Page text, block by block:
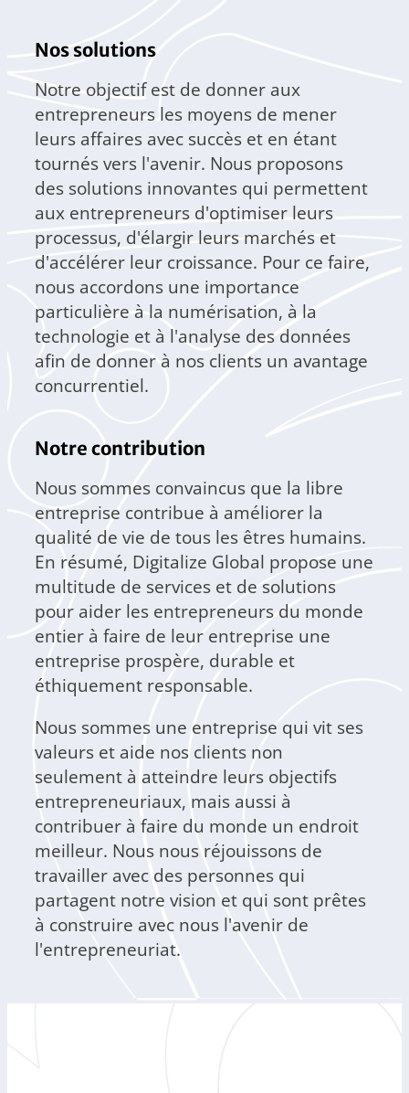
Nos solutions
Notre objectif est de donner aux
entrepreneurs les moyens de mener
leurs affaires avec succès et en étant
tournés vers l'avenir. Nous proposons
des solutions innovantes qui permettent
aux entrepreneurs d'optimiser leurs
processus, d'élargir leurs marchés et
d'accélérer leur croissance. Pour ce faire,
nous accordons une importance
particulière à la numérisation, à la
technologie et à l'analyse des données
afin de donner à nos clients un avantage
concurrentiel.
Notre contribution
Nous sommes convaincus que la libre
entreprise contribue à améliorer la
qualité de vie de tous les êtres humains.
En résumé, Digitalize Global propose une
multitude de services et de solutions
pour aider les entrepreneurs du monde
entier à faire de leur entreprise une
entreprise prospère, durable et
éthiquement responsable.
Nous sommes une entreprise qui vit ses
valeurs et aide nos clients non
seulement à atteindre leurs objectifs
entrepreneuriaux, mais aussi à
contribuer à faire du monde un endroit
meilleur. Nous nous réjouissons de
travailler avec des personnes qui
partagent notre vision et qui sont prêtes
à construire avec nous l'avenir de
l'entrepreneuriat.